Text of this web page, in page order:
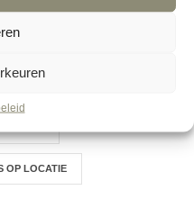
OP LOCATIE